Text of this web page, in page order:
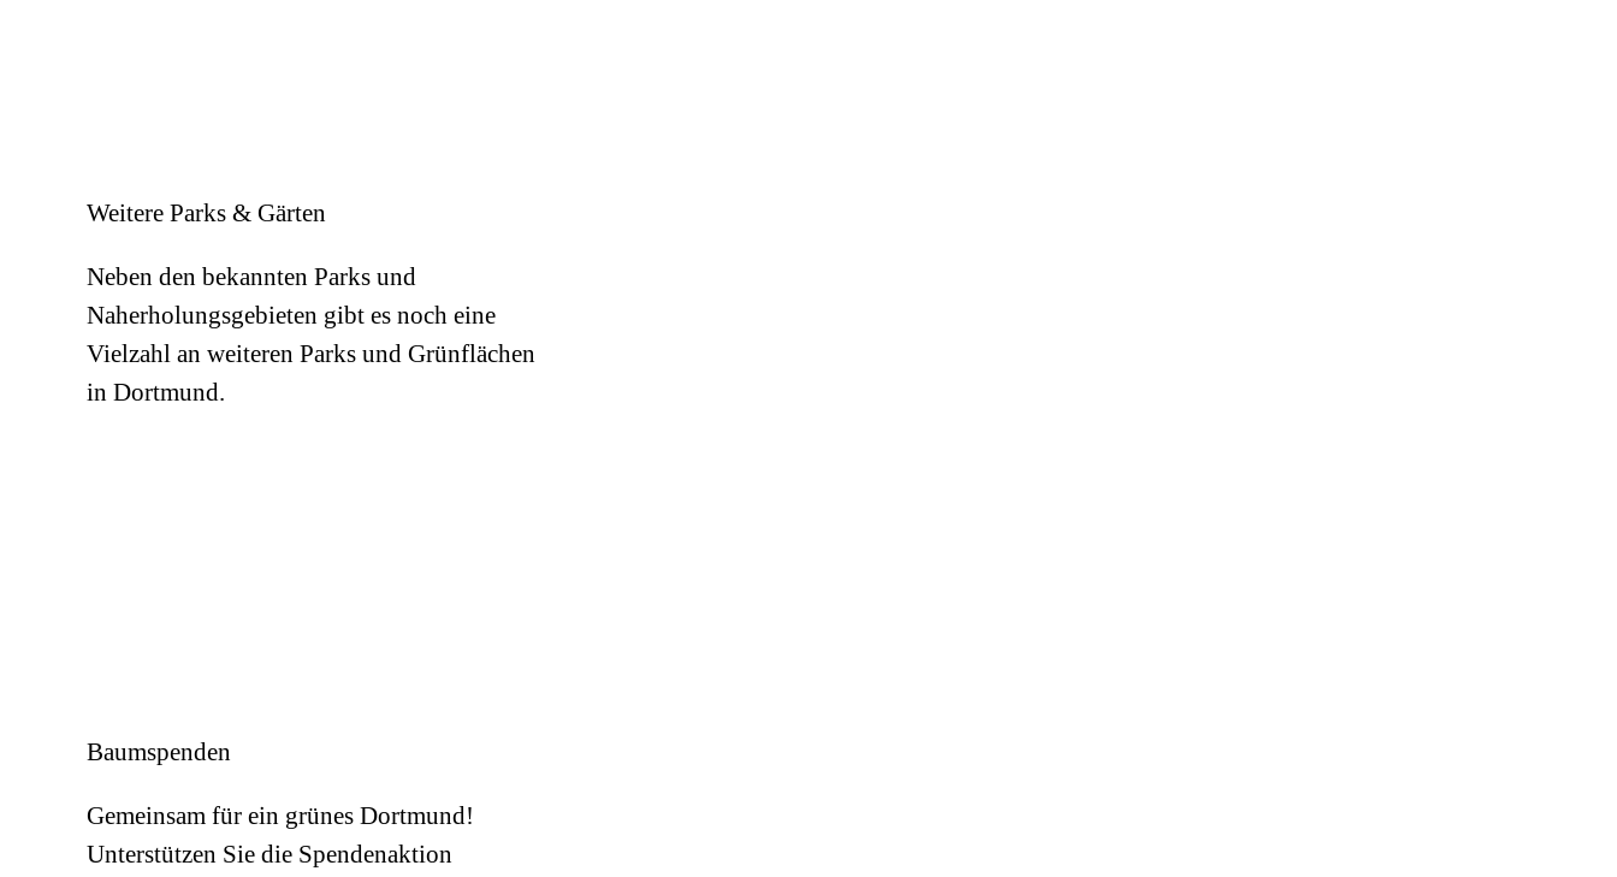
Weitere Parks & Gärten
Neben den bekannten Parks und
Naherholungsgebieten gibt es noch eine
Vielzahl an weiteren Parks und Grünflächen
in Dortmund.
Baumspenden
Gemeinsam für ein grünes Dortmund!
Unterstützen Sie die Spendenaktion